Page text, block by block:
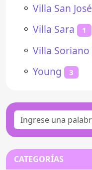
⚬ Villa San José
⚬ Villa Sara 1
⚬ Villa Soriano
⚬ Young 3
CATEGORÍAS